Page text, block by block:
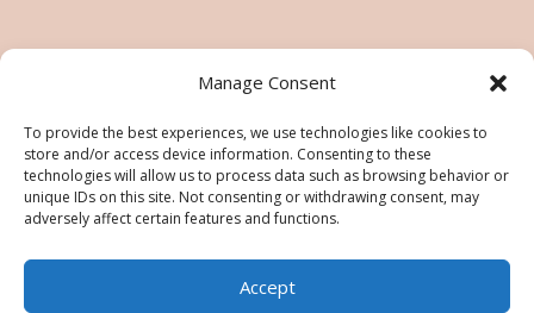
Manage Consent
To provide the best experiences, we use technologies like cookies to
store and/or access device information. Consenting to these
technologies will allow us to process data such as browsing behavior or
unique IDs on this site. Not consenting or withdrawing consent, may
adversely affect certain features and functions.
Accept
©Nésiris. Katia Picollier est Démonstratrice